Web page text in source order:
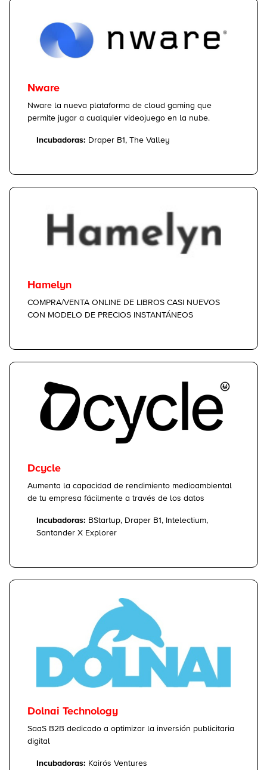
Nware
Nware la nueva plataforma de cloud gaming que
permite jugar a cualquier videojuego en la nube.
Incubadoras: Draper B1, The Valley
Hamelyn
COMPRA/VENTA ONLINE DE LIBROS CASI NUEVOS
CON MODELO DE PRECIOS INSTANTÁNEOS
Dcycle
Aumenta la capacidad de rendimiento medioambiental
de tu empresa fácilmente a través de los datos
Incubadoras: BStartup, Draper B1, Intelectium,
Santander X Explorer
Dolnai Technology
SaaS B2B dedicado a optimizar la inversión publicitaria
digital
Incubadoras: Kairós Ventures